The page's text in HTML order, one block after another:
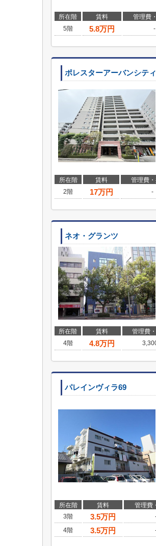
所在階 賃料 管理費
5階
5.8万円 -
ポレスターアーバンシテ
所在階 賃料 管理費
2階
17万円 -
ネオ・グランツ
所在階 賃料 管理費
4階
4.8万円
パレインヴィラ69
所在階 賃料 管理費
3階
3.5万円
4階
3.5万円